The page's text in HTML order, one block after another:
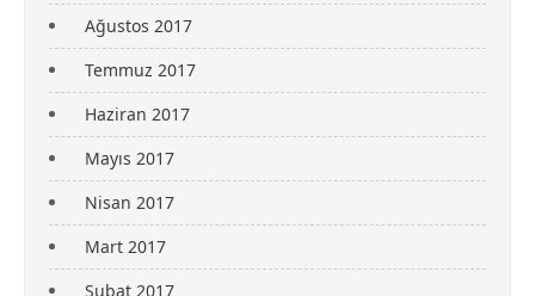
Ağustos 2017
Temmuz 2017
Haziran 2017
Mayıs 2017
Nisan 2017
Mart 2017
Şubat 2017